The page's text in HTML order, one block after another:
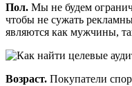
Пол. Мы не будем
чтобы не сужать
являются как мужчины,
Возраст. Покупатели